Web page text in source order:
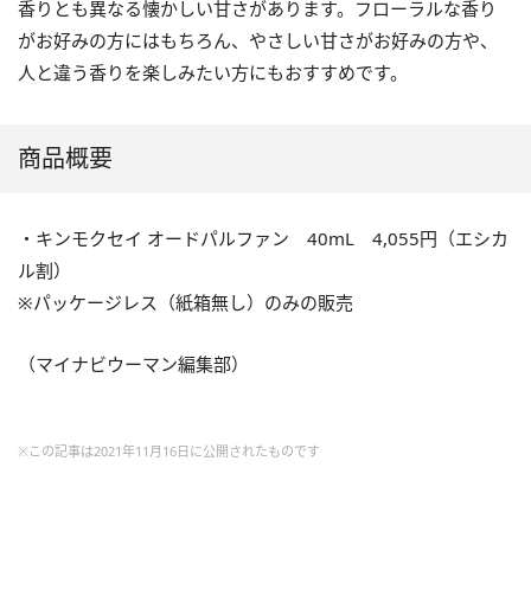
香りとも異なる懐かしい甘さがあります。フローラルな香り
がお好みの方にはもちろん、やさしい甘さがお好みの方や、
人と違う香りを楽しみたい方にもおすすめです。
商品概要
・キンモクセイ オードパルファン 40mL 4,055円（エシカ
ル割）
※パッケージレス（紙箱無し）のみの販売
（マイナビウーマン編集部）
※この記事は2021年11月16日に公開されたものです